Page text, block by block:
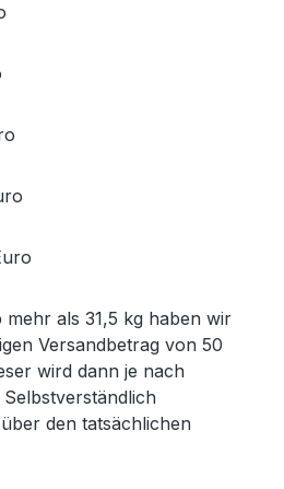
mehr als 31,5 kg haben wir
Versandbetrag von 50
wird dann je nach
den tatsächlichen